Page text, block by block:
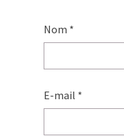
Nom *
E-mail *